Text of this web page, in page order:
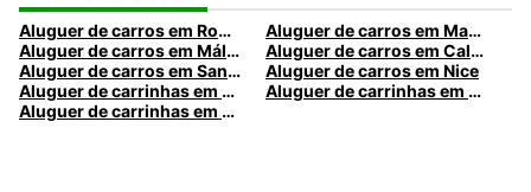
Aluguer de carros em Roma
Aluguer de carros em Madrid
Aluguer de carros em Málaga
Aluguer de carros em Caldas da Rainha
Aluguer de carros em Santa Maria da Feira
Aluguer de carros em Nice
Aluguer de carrinhas em Nice
Aluguer de carrinhas em Santa Maria da Feira
Aluguer de carrinhas em Caldas da Rainha